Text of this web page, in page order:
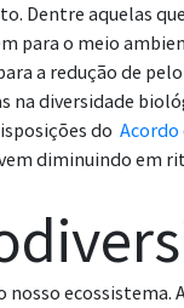
Dentre aquelas
para o meio
a redução de
na diversidade
do Acordo
diminuindo em
ecossistema.